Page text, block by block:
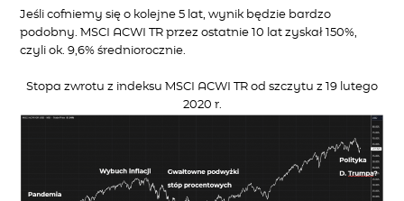
Jeśli cofniemy się o kolejne 5 lat, wynik będzie bardzo
podobny. MSCI ACWI TR przez ostatnie 10 lat zyskał 150%,
czyli ok. 9,6% średniorocznie.
Stopa zwrotu z indeksu MSCI ACWI TR od szczytu z 19 lutego
2020 r.